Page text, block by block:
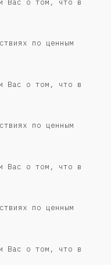
Вас о том, что в
по ценным
Вас о том, что в
по ценным
Вас о том, что в
по ценным
Вас о том, что в